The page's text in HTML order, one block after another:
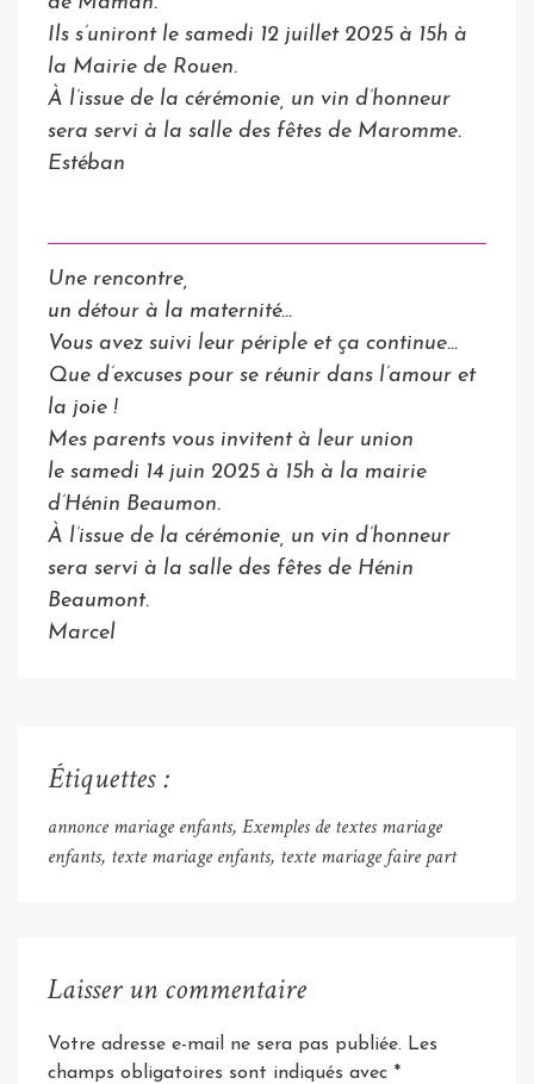
Ils s’uniront le samedi 12 juillet 2025 à 15h à
la Mairie de Rouen.
À l’issue de la cérémonie, un vin d’honneur
sera servi à la salle des fêtes de Maromme.
Estéban
Une rencontre,
un détour à la maternité…
Vous avez suivi leur périple et ça continue…
Que d’excuses pour se réunir dans l’amour et
la joie !
Mes parents vous invitent à leur union
le samedi 14 juin 2025 à 15h à la mairie
d’Hénin Beaumon.
À l’issue de la cérémonie, un vin d’honneur
sera servi à la salle des fêtes de Hénin
Beaumont.
Marcel
Étiquettes :
annonce mariage enfants Exemples de textes mariage
enfants texte mariage enfants texte mariage faire part
Laisser un commentaire
Votre adresse e-mail ne sera pas publiée. Les
champs obligatoires sont indiqués avec *